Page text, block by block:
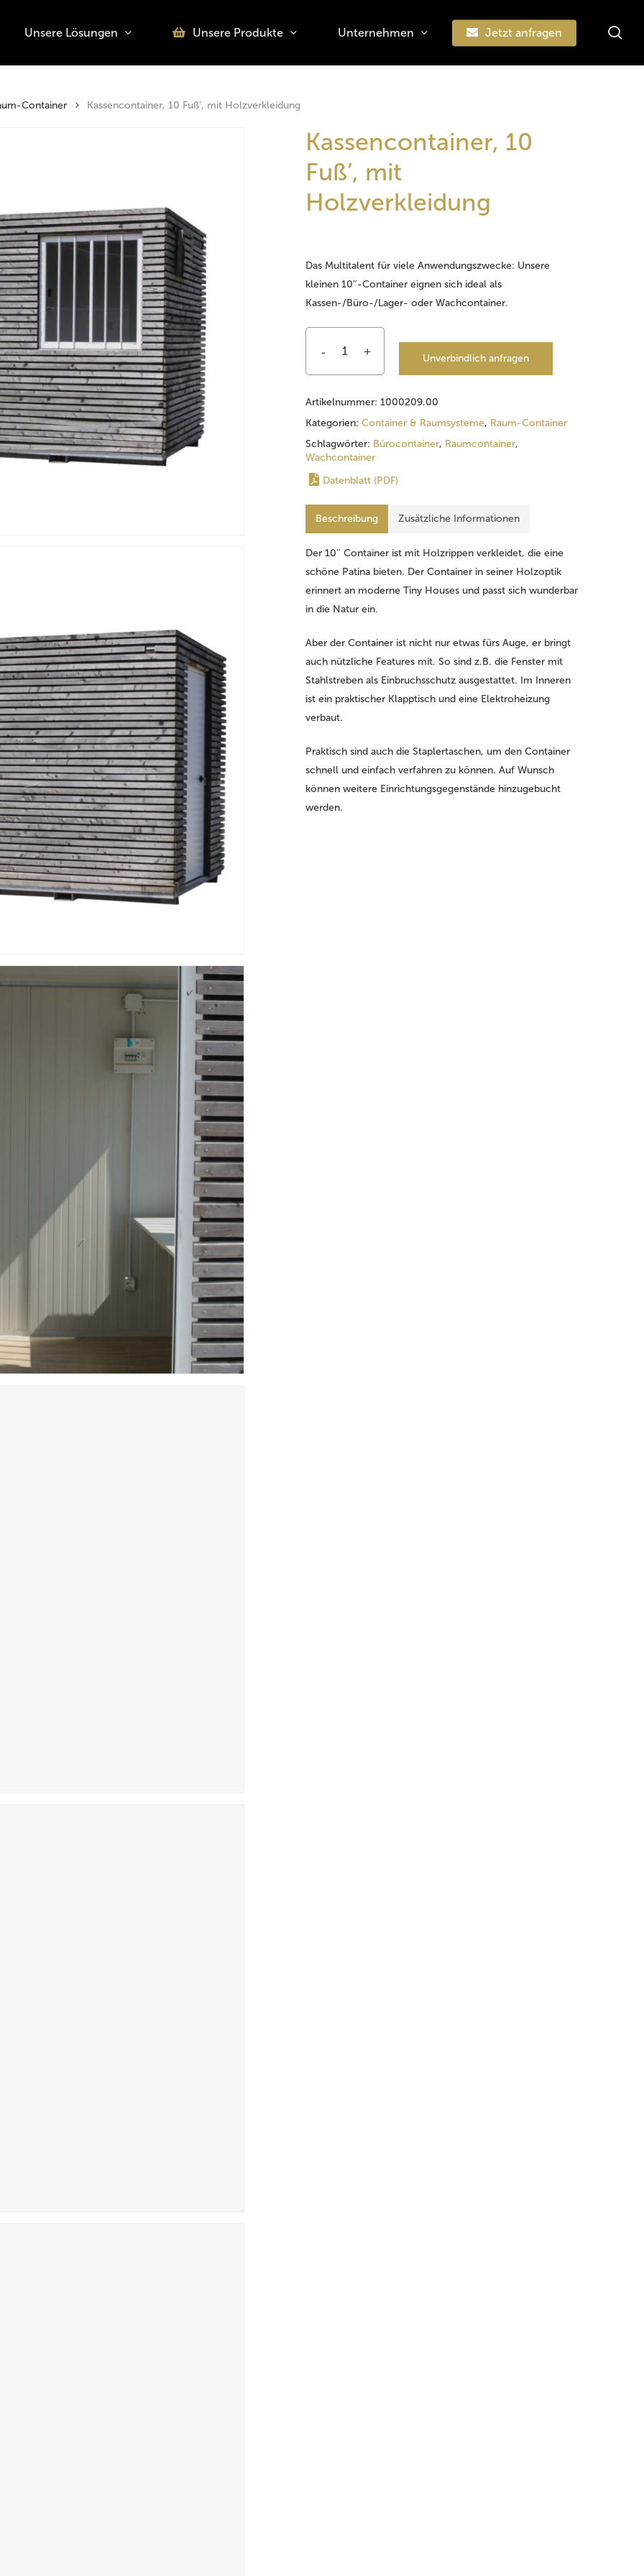
Unsere Lösungen Unsere Produkte Unternehmen Jetzt anfragen
Container Kassencontainer, 10 Fuß’, mit Holzverkleidung
Kassencontainer, 10
Fuß’, mit
Holzverkleidung
Das Multitalent für viele Anwendungszwecke: Unsere
kleinen 10″-Container eignen sich ideal als
Kassen-/Büro-/Lager- oder Wachcontainer.
Unverbindlich anfragen
Artikelnummer:1000209.00
Kategorien:Container & Raumsysteme, Raum-Container
Schlagwörter: Bürocontainer, Raumcontainer,
Wachcontainer
Datenblatt (PDF)
Beschreibung Zusätzliche Informationen
Der 10″ Container ist mit Holzrippen verkleidet, die eine
schöne Patina bieten. Der Container in seiner Holzoptik
erinnert an moderne Tiny Houses und passt sich wunderbar
in die Natur ein.
Aber der Container ist nicht nur etwas fürs Auge, er bringt
auch nützliche Features mit. So sind z.B. die Fenster mit
Stahlstreben als Einbruchsschutz ausgestattet. Im Inneren
ist ein praktischer Klapptisch und eine Elektroheizung
verbaut.
Praktisch sind auch die Staplertaschen, um den Container
schnell und einfach verfahren zu können. Auf Wunsch
können weitere Einrichtungsgegenstände hinzugebucht
werden.